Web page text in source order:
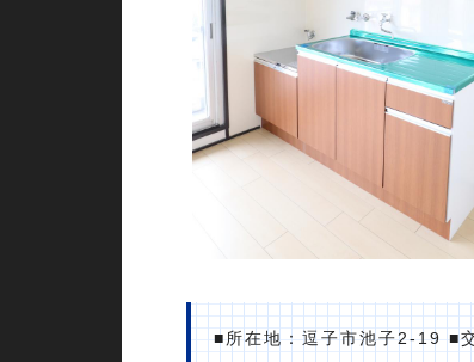
■所在地：逗子市池子2-19 ■